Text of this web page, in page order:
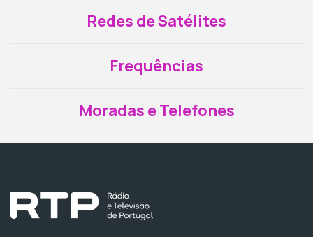
Redes de Satélites
Frequências
Moradas e Telefones